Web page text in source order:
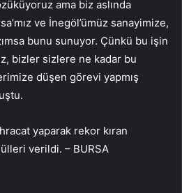
ama biz aslında
ve İnegöl’ümüz sanayimize,
bunu sunuyor. Çünkü bu işin
bizler sizlere ne kadar bu
düşen görevi yapmış
yaparak rekor kıran
verildi. – BURSA